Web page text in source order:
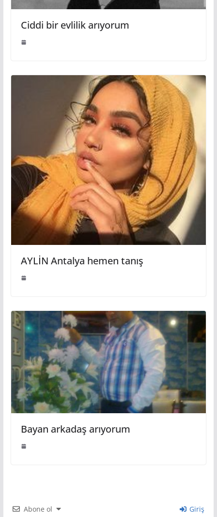
Ciddi bir evlilik arıyorum
AYLİN Antalya hemen tanış
Bayan arkadaş arıyorum
Abone ol Giriş